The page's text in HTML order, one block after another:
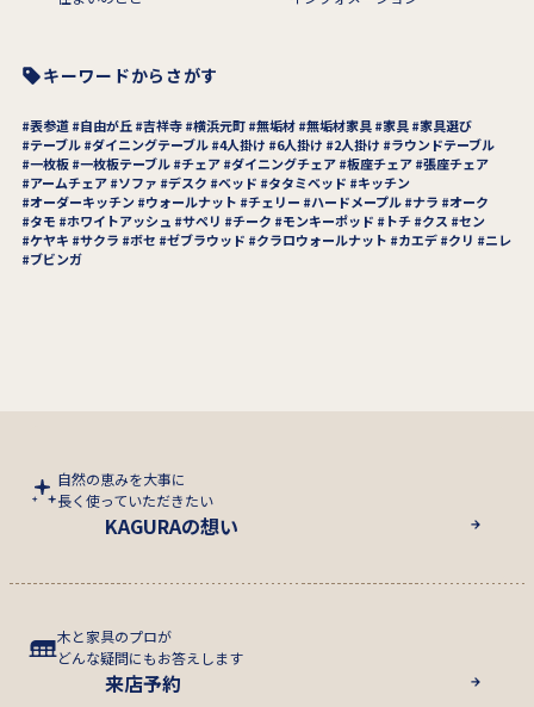
キーワードからさがす
表参道 自由が丘 吉祥寺 横浜元町 無垢材 無垢材家具 家具
家具選び
テーブル ダイニングテーブル 4人掛け 6人掛け 2人掛け
ラウンドテーブル
一枚板 一枚板テーブル チェア ダイニングチェア 板座チェア 張座チェア
アームチェア
ソファ デスク ベッド タタミベッド
キッチン
オーダーキッチン
ウォールナット チェリー ハードメープル ナラ
オーク
タモ
ホワイトアッシュ サペリ チーク モンキーポッド トチ クス
セン
ケヤキ
サクラ ボセ ゼブラウッド クラロウォールナット カエデ クリ
ニレ
ブビンガ
自然の恵みを大事に
長く使っていただきたい
KAGURAの想い
木と家具のプロが
どんな疑問にもお答えします
来店予約